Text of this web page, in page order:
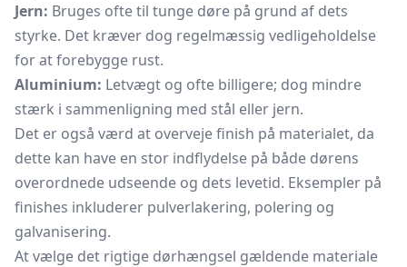
Jern: Bruges ofte til tunge døre på grund af dets
styrke. Det kræver dog regelmæssig vedligeholdelse
for at forebygge rust.
Aluminium: Letvægt og ofte billigere; dog mindre
stærk i sammenligning med stål eller jern.
Det er også værd at overveje finish på materialet, da
dette kan have en stor indflydelse på både dørens
overordnede udseende og dets levetid. Eksempler på
finishes inkluderer pulverlakering, polering og
galvanisering.
At vælge det rigtige dørhængsel gældende materiale